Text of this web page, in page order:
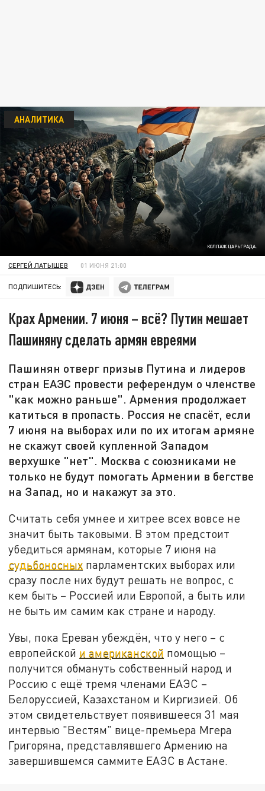
КОЛЛАЖ ЦАРЬГРАДА.
АНАЛИТИКА
СЕРГЕЙ ЛАТЫШЕВ 01 ИЮНЯ 21:00
ПОДПИШИТЕСЬ:
Крах Армении. 7 июня – всё? Путин мешает
Пашиняну сделать армян евреями
Пашинян отверг призыв Путина и лидеров
стран ЕАЭС провести референдум о членстве
"как можно раньше". Армения продолжает
катиться в пропасть. Россия не спасёт, если
7 июня на выборах или по их итогам армяне
не скажут своей купленной Западом
верхушке "нет". Москва с союзниками не
только не будут помогать Армении в бегстве
на Запад, но и накажут за это.
Считать себя умнее и хитрее всех вовсе не
значит быть таковыми. В этом предстоит
убедиться армянам, которые 7 июня на
судьбоносных парламентских выборах или
сразу после них будут решать не вопрос, с
кем быть – Россией или Европой, а быть или
не быть им самим как стране и народу.
Увы, пока Ереван убеждён, что у него – с
европейской и американской помощью –
получится обмануть собственный народ и
Россию с ещё тремя членами ЕАЭС –
Белоруссией, Казахстаном и Киргизией. Об
этом свидетельствует появившееся 31 мая
интервью "Вестям" вице-премьера Мгера
Григоряна, представлявшего Армению на
завершившемся саммите ЕАЭС в Астане.